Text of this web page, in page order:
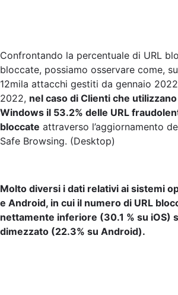
Confrontando la percentuale di URL
bloccate, possiamo osservare come,
12mila attacchi gestiti da gennaio
2022, nel caso di Clienti che
Windows il 53.2% delle URL
bloccate attraverso l’aggiornamento
Safe Browsing. (Desktop)
Molto diversi i dati relativi ai sistemi
e Android, in cui il numero di URL
nettamente inferiore (30.1 % su iOS)
dimezzato (22.3% su Android).